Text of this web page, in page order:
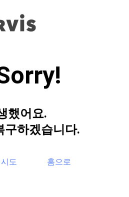
했어요.
구하겠습니다.
도 홈으로